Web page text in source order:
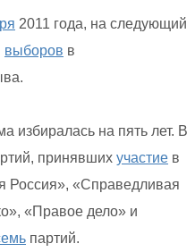
2011 года, на следующий
выборов в
избиралась на пять лет. В
принявших участие в
Россия», «Справедливая
«Правое дело» и
партий.